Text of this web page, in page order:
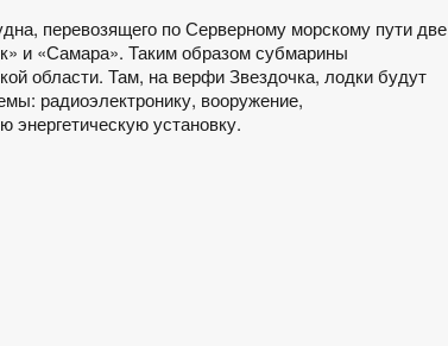
перевозящего по Серверному морскому пути две
и «Самара». Таким образом субмарины
области. Там, на верфи Звездочка, лодки будут
радиоэлектронику, вооружение,
энергетическую установку.